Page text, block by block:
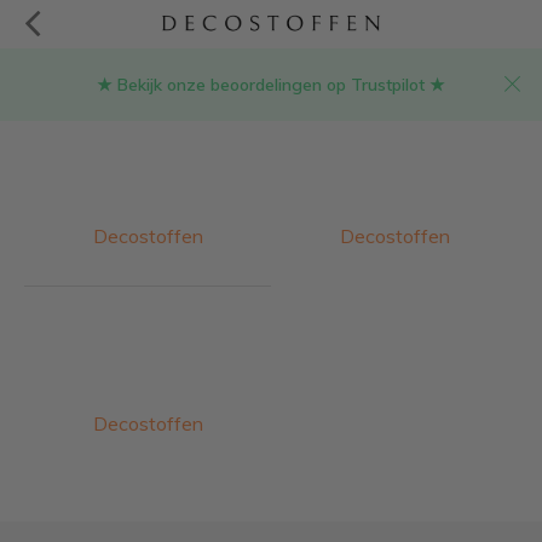
★ Bekijk onze beoordelingen op Trustpilot ★
Merken
Decostoffen Decostoffen
Decostoffen